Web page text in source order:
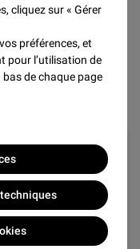
cliquez sur « Gérer
préférences, et
pour l’utilisation de
bas de chaque page
Louvre
Louvre"